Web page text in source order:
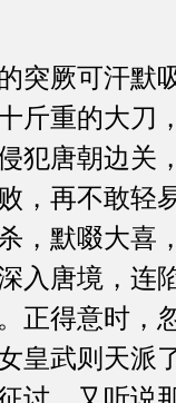
厥可汗默
斤重的大刀
犯唐朝边关
，再不敢轻
，默啜大喜
入唐境，连
正得意时，
皇武则天派